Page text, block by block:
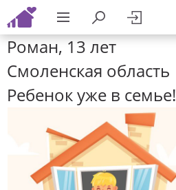
Роман, 13 лет
Смоленская область
Ребенок уже в семье!